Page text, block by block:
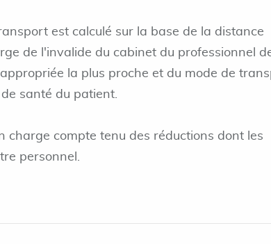
est calculé sur la base de la distance
de l'invalide du cabinet du professionnel
la plus proche et du mode de
santé du patient.
charge compte tenu des réductions dont les
personnel.